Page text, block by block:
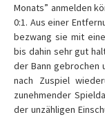
Monats” anmelden
0:1. Aus einer
bezwang sie mit
bis dahin sehr gut
der Bann gebrochen
nach Zuspiel
zunehmender
der unzähligen